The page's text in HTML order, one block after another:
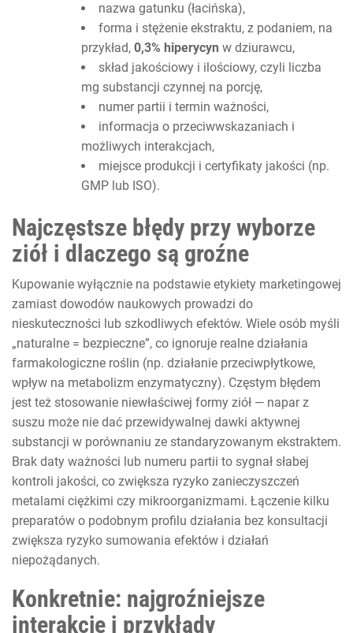
nazwa gatunku (łacińska),
forma i stężenie ekstraktu, z podaniem, na
przykład, 0,3% hiperycyn w dziurawcu,
skład jakościowy i ilościowy, czyli liczba
mg substancji czynnej na porcję,
numer partii i termin ważności,
informacja o przeciwwskazaniach i
możliwych interakcjach,
miejsce produkcji i certyfikaty jakości (np.
GMP lub ISO).
Najczęstsze błędy przy wyborze
ziół i dlaczego są groźne
Kupowanie wyłącznie na podstawie etykiety marketingowej
zamiast dowodów naukowych prowadzi do
nieskuteczności lub szkodliwych efektów. Wiele osób myśli
„naturalne = bezpieczne”, co ignoruje realne działania
farmakologiczne roślin (np. działanie przeciwpłytkowe,
wpływ na metabolizm enzymatyczny). Częstym błędem
jest też stosowanie niewłaściwej formy ziół — napar z
suszu może nie dać przewidywalnej dawki aktywnej
substancji w porównaniu ze standaryzowanym ekstraktem.
Brak daty ważności lub numeru partii to sygnał słabej
kontroli jakości, co zwiększa ryzyko zanieczyszczeń
metalami ciężkimi czy mikroorganizmami. Łączenie kilku
preparatów o podobnym profilu działania bez konsultacji
zwiększa ryzyko sumowania efektów i działań
niepożądanych.
Konkretnie: najgroźniejsze
interakcje i przykłady